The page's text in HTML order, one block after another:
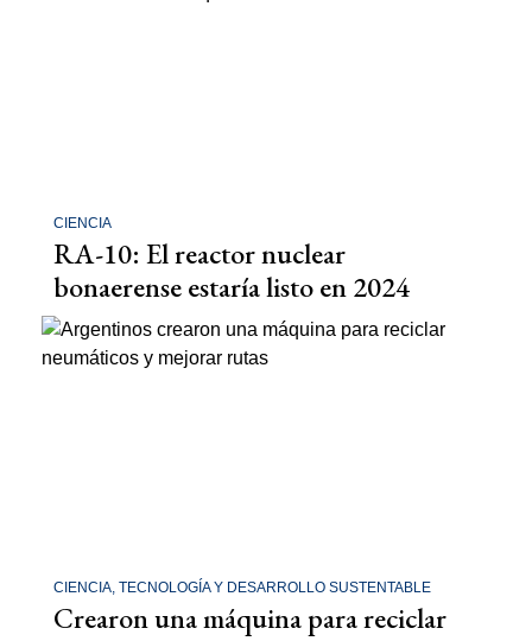
CIENCIA
RA-10: El reactor nuclear
bonaerense estaría listo en 2024
CIENCIA, TECNOLOGÍA Y DESARROLLO SUSTENTABLE
Crearon una máquina para reciclar